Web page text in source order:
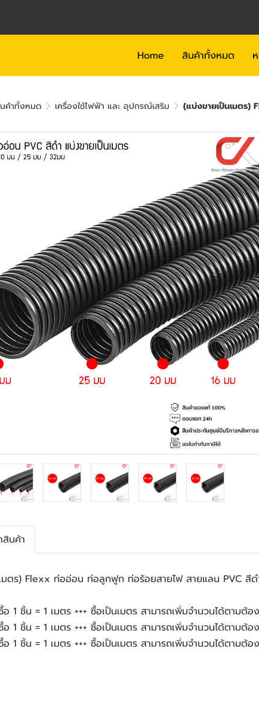
Home สินค้าทั้งหมด
ค้าทั้งหมด เครื่องใช้ไฟฟ้า และ อุปกรณ์เสริม (แบ่งขายเป็นเมตร
สินค้า
มตร) Flexx ท่ออ่อน ท่อลูกฟูก ท่อร้อยสายไฟ สายแลน PVC
1 ชิ้น = 1 เมตร +++ ซื้อเป็นเมตร สามารถเพิ่มจำนวนได้ตามต้อง
1 ชิ้น = 1 เมตร +++ ซื้อเป็นเมตร สามารถเพิ่มจำนวนได้ตามต้อง
1 ชิ้น = 1 เมตร +++ ซื้อเป็นเมตร สามารถเพิ่มจำนวนได้ตามต้อง